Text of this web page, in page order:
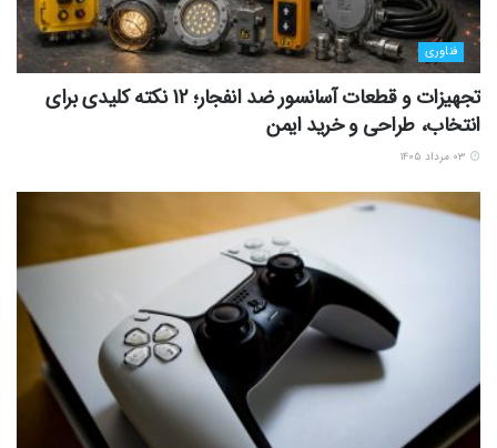
فناوری
تجهیزات و قطعات آسانسور ضد انفجار؛ 12 نکته کلیدی برای
انتخاب، طراحی و خرید ایمن